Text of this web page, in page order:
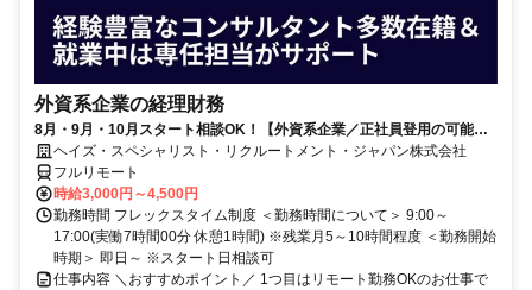
外資系企業の経理財務
8月・9月・10月スタート相談OK！【外資系企業／正社員登用の可能性
大／700万～800万／リモート勤務OK】経理財務
ヘイズ・スペシャリスト・リクルートメント・ジャパン株式会社
フルリモート
時給3,000円～4,500円
勤務時間 フレックスタイム制度 ＜勤務時間について＞ 9:00～
17:00(実働7時間00分 休憩1時間) ※残業月5～10時間程度 ＜勤務開始
時期＞ 即日～ ※スタート日相談可
仕事内容 ＼おすすめポイント／ 1つ目はリモート勤務OKのお仕事で